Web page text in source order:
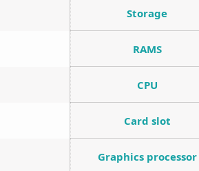
Storage
RAMS
CPU
Card slot
Graphics processor